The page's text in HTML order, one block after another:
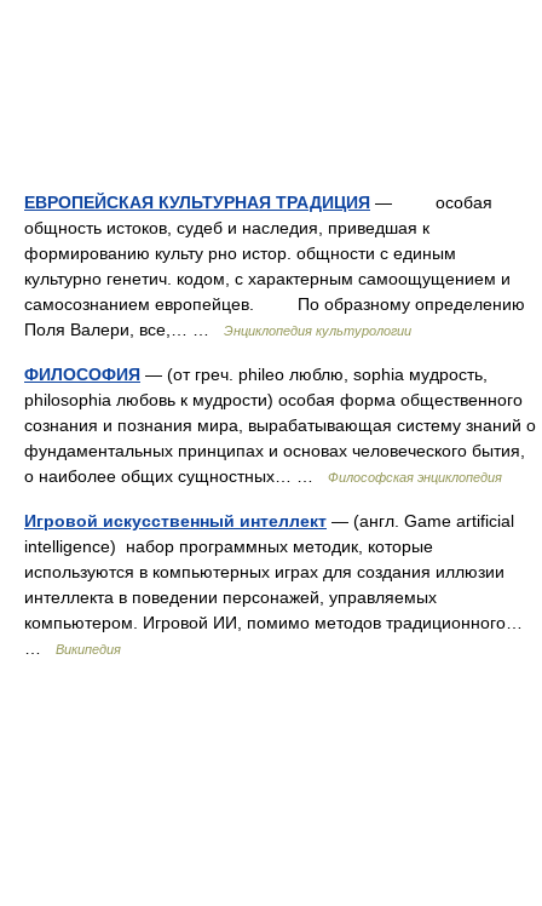
ЕВРОПЕЙСКАЯ КУЛЬТУРНАЯ ТРАДИЦИЯ — особая
общность истоков, судеб и наследия, приведшая к
формированию культу рно истор. общности с единым
культурно генетич. кодом, с характерным самоощущением и
самосознанием европейцев. По образному определению
Поля Валери, все,… …
Энциклопедия культурологии
ФИЛОСОФИЯ — (от греч. phileo люблю, sophia мудрость,
philosophia любовь к мудрости) особая форма общественного
сознания и познания мира, вырабатывающая систему знаний о
фундаментальных принципах и основах человеческого бытия,
о наиболее общих сущностных… …
Философская энциклопедия
Игровой искусственный интеллект — (англ. Game artificial
intelligence) набор программных методик, которые
используются в компьютерных играх для создания иллюзии
интеллекта в поведении персонажей, управляемых
компьютером. Игровой ИИ, помимо методов традиционного…
Википедия